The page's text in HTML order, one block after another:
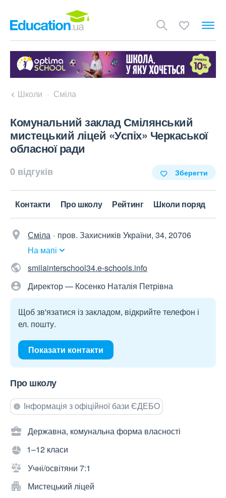
Школи Сміла
Комунальний заклад Смілянський
мистецький ліцей «Успіх» Черкаської
обласної ради
0 відгуків Зберегти
Контакти Про школу Рейтинг Школи поряд
Сміла
пров. Захисників України, 34, 20706
На мапі
smilainterschool34.e-schools.info
Директор — Косенко Наталія Петрівна
Щоб зв'язатися із закладом, відкрийте телефон і
ел. пошту.
Показати контакти
Про школу
Інформація з офіційної бази ЄДЕБО
Державна, комунальна форма власності
1–12 класи
Учні/освітяни 7:1
Мистецький ліцей